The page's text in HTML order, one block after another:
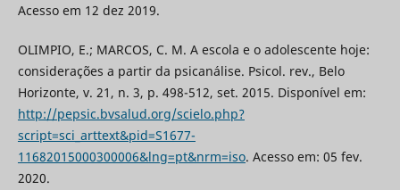
Acesso em 12 dez 2019.
OLIMPIO, E.; MARCOS, C. M. A escola e o adolescente hoje:
considerações a partir da psicanálise. Psicol. rev., Belo
Horizonte, v. 21, n. 3, p. 498-512, set. 2015. Disponível em:
http://pepsic.bvsalud.org/scielo.php?
script=sci_arttext&pid=S1677-
11682015000300006&lng=pt&nrm=iso. Acesso em: 05 fev.
2020.